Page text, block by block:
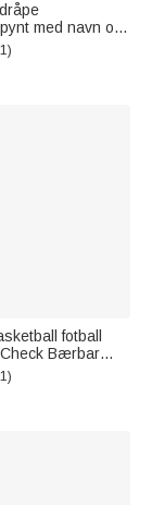
med navn og
Day
til
fotball
Bærbar
med navn og
Game
til